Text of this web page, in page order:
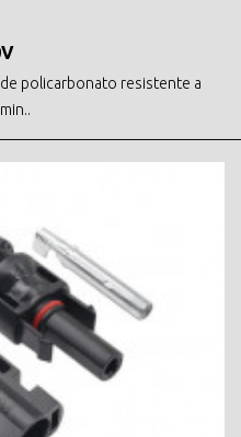
policarbonato resistente a